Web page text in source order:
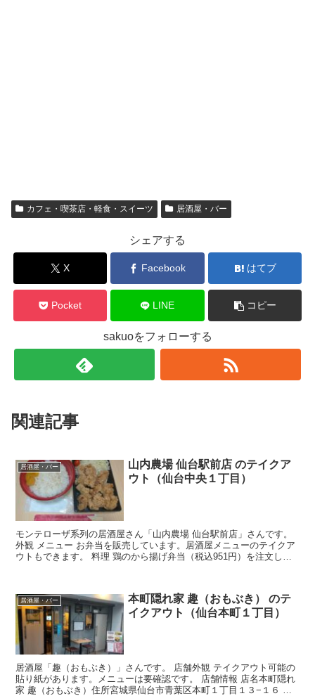
カフェ・喫茶店・軽食・スイーツ 居酒屋・バー
シェアする
X Facebook はてブ
Pocket LINE コピー
sakuoをフォローする
関連記事
居酒屋・バー
山内農場 仙台駅前店 のテイクア
ウト（仙台中央１丁目）
モンテローザ系列の居酒屋さん「山内農場 仙台駅前店」さんです。
外観 メニュー お弁当を販売しています。居酒屋メニューのテイクア
ウトもできます。 料理 鶏のから揚げ弁当（税込951円）を注文しま
居酒屋・バー
本町隠れ家 趣（おもぶき） のテ
イクアウト（仙台本町１丁目）
居酒屋「趣（おもぶき）」さんです。 店舗外観 テイクアウト可能の
貼り紙があります。メニューは要確認です。 店舗情報 店名本町隠れ
家 趣（おもぶき）住所宮城県仙台市青葉区本町１丁目１３−１６ イ